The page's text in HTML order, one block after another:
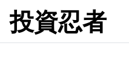
投資忍者